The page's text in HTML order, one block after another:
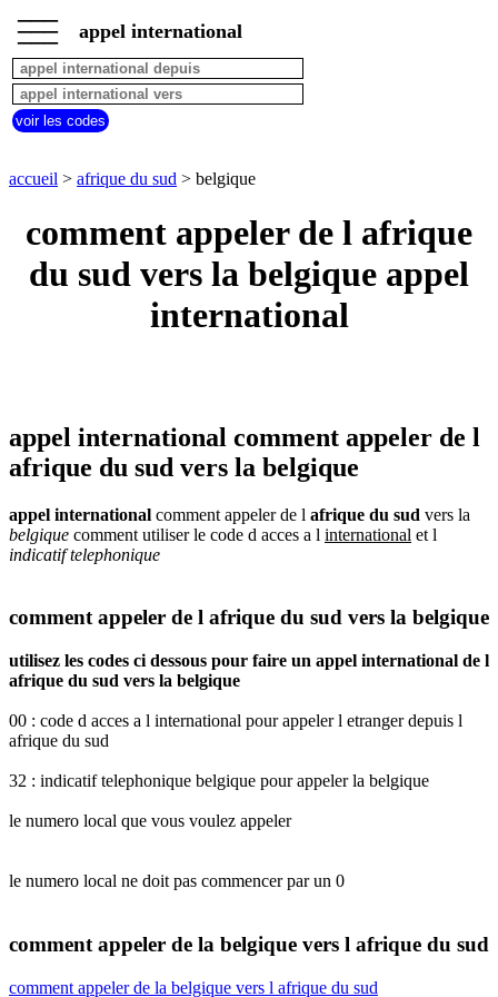
accueil
afrique
du
sud
appel
depuis
par
I J K L M
N
P R S T
U
___
___ appel international
voir les codes
accueil > afrique du sud > belgique
comment appeler de l afrique
du sud vers la belgique appel
international
appel international comment appeler de l
afrique du sud vers la belgique
appel international comment appeler de l afrique du sud vers la
belgique comment utiliser le code d acces a l international et l
indicatif telephonique
comment appeler de l afrique du sud vers la belgique
utilisez les codes ci dessous pour faire un appel international de l
afrique du sud vers la belgique
00 : code d acces a l international pour appeler l etranger depuis l
afrique du sud
32 : indicatif telephonique belgique pour appeler la belgique
le numero local que vous voulez appeler
le numero local ne doit pas commencer par un 0
comment appeler de la belgique vers l afrique du sud
comment appeler de la belgique vers l afrique du sud